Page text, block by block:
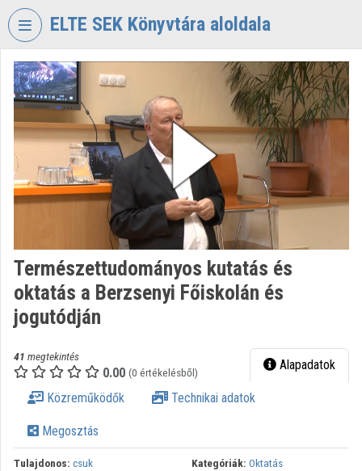
Fejléc kihagyása
ELTE SEK Könyvtára aloldala
VIDEO TORIUM
ELTE
EKL
SAVARIA
KÖNYVTÁR
ÉS
LEVÉLTÁR
Intézményi kezdőlap
Bejelentkezés
Intézményi felfedezés
Intézményi listák
Közreműködők
Természettudományos kutatás és
oktatás a Berzsenyi Főiskolán és
jogutódján
41 megtekintés
0.00 (0 értékelésből) Alapadatok
Közreműködők Technikai adatok
Megosztás
Tulajdonos: csuk Kategóriák: Oktatás